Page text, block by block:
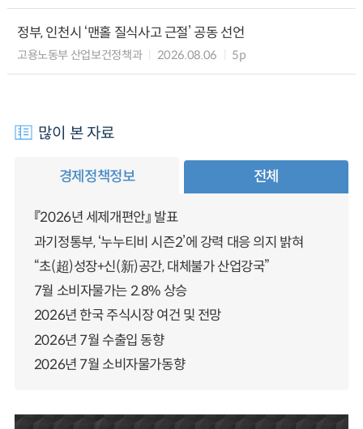
정부, 인천시 ‘맨홀 질식사고 근절’ 공동 선언
고용노동부 산업보건정책과 2026.08.06 5p
많이 본 자료
경제정책정보 전체
『2026년 세제개편안』 발표
과기정통부, ‘누누티비 시즌2’에 강력 대응 의지 밝혀
“초(超)성장+신(新)공간, 대체불가 산업강국”
7월 소비자물가는 2.8% 상승
2026년 한국 주식시장 여건 및 전망
2026년 7월 수출입 동향
2026년 7월 소비자물가동향